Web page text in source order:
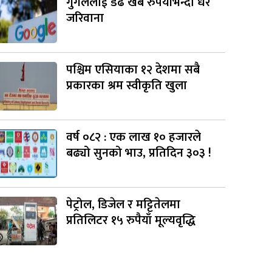
जरिवाना
पश्चिम एसियाका १२ देशमा सबै
प्रकारका श्रम स्वीकृति खुला
वर्ष ०८२ : एक लाख १० हजारले
बढ्यो सुनको भाउ, प्रतिदिन ३०३ !
पेट्रोल, डिजेल र मट्टितेलमा
प्रतिलिटर १५ रुपैयाँ मूल्यवृद्धि